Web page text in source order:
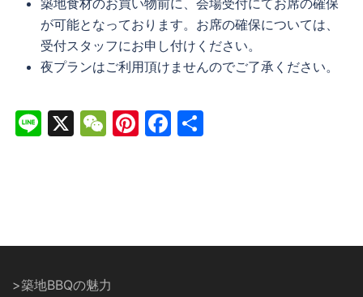
築地食材のお買い物前に、会場受付にてお席の確保
が可能となっております。お席の確保については、
受付スタッフにお申し付けください。
夜プランはご利用頂けませんのでご了承ください。
Line
X WeChat
Pinterest
Facebook
>築地BBQの魅力